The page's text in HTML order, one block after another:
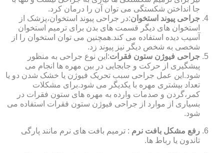
جا انداختن شکستگی می توان آن را درمان کرد.
جراحی پیوند استخوان:در جراحی پیوند استخوان،پزشک از
استخوان های دیگر قسمت های بدن برای ترمیم استخوان
آسیب دیده استفاده می کند.همچنین می توان استخوان را از
شخصی به شخص دیگر نیز پیوند زد.
جراحی فیوژن ستون فقرات:این نوع جراحی به منظور
پیشگیری از حرکت و جابجایی در بین مهره ها انجام می
شود.این عمل جراحی سبب تحریک فیوژن یا خشک شدن دو یا
تعداد بیشتری مهره با یکدیگر می شود.برای مشکلات
کمر،گردن و صدمات وارده به مهره های ستون فقرات در
بسیاری از موارد از جراحی فیوژن ستون فقرات استفاده می
شود.
رفع مشکل بافت نرم : ترمیم بافت های نرم مانند پارگی
تاندون یا رباط ها.